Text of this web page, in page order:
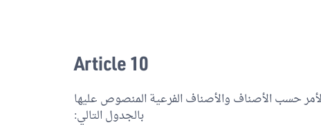
Article 10
حسب الأصناف والأصناف الفرعية المنصوص عليها
بالجدول التالي: